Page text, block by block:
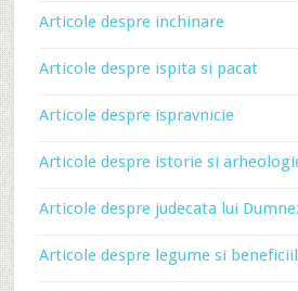
Articole despre inchinare
Articole despre ispita si pacat
Articole despre ispravnicie
Articole despre istorie si
Articole despre judecata lui
Articole despre legume si